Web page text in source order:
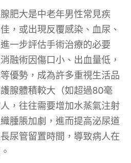
肥大是中老年男性常見疾
，或出現反覆感染、血尿、
一步評估手術治療的必要
融術因傷口小、出血量低，
優勢，成為許多重視生活品
腺體積較大（如超過80毫
，往往需要增加水蒸氣注射
腫脹加劇，進而提高泌尿道
尿管留置時間，導致病人在